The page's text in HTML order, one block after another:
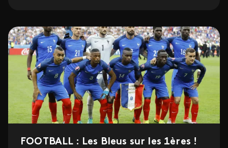
FOOTBALL : Les Bleus sur les 1ères !